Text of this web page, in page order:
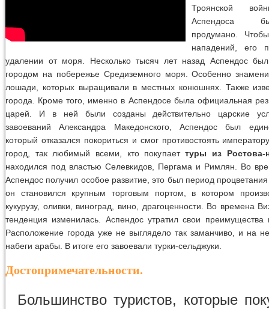
Троянской
Аспендоса
продумано.
нападений, его
удалении от моря. Несколько тысяч лет назад Аспендос
городом на побережье Средиземного моря. Особенно
лошади, которых выращивали в местных конюшнях. Также
города. Кроме того, именно в Аспендосе была официальная
царей. И в ней были созданы действительно царские
завоеваний Александра Македонского, Аспендос был
который отказался покориться и смог противостоять
город, так любимый всеми, кто покупаеттуры из
находился под властью Селевкидов, Пергама и Римлян. Во
Аспендос получил особое развитие, это был период
он становился крупным торговым портом, в котором
кукурузу, оливки, виноград, вино, драгоценности. Во времена
тенденция изменилась. Аспендос утратил свои
Расположение города уже не выглядело так заманчиво, и на
набеги арабы. В итоге его завоевали турки-сельджуки.
Достопримечательности.
Большинство туристов, которые